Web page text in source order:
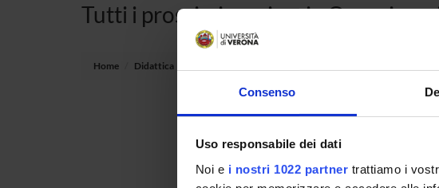
Consenso
Uso responsabile dei dati
Noi e i nostri 1022 partner trattiamo i
Tutti i prossimi seminari -
Home Didattica
Non è stato trovato
Tot 0 Seminari